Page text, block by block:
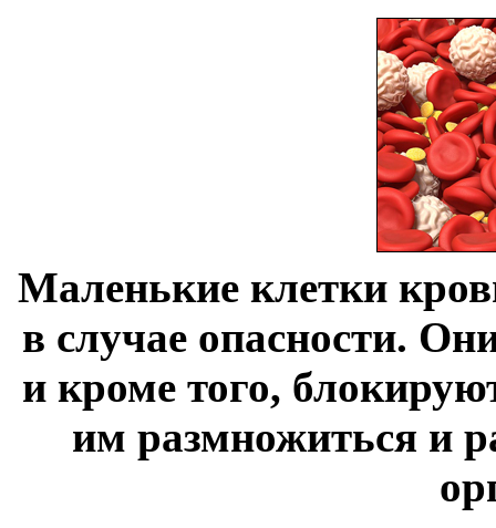
Маленькие клетки
в случае опасности.
и кроме того,
им размножиться и